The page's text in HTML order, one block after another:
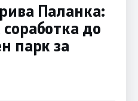
Паланка:
до
парк за